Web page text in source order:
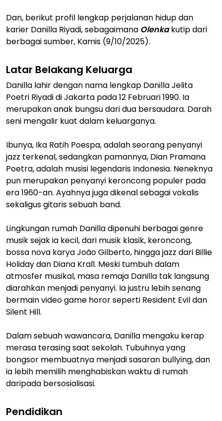
Dan, berikut profil lengkap perjalanan hidup dan
karier Danilla Riyadi, sebagaimana Olenka kutip dari
berbagai sumber, Kamis (9/10/2025).
Latar Belakang Keluarga
Danilla lahir dengan nama lengkap Danilla Jelita
Poetri Riyadi di Jakarta pada 12 Februari 1990. Ia
merupakan anak bungsu dari dua bersaudara. Darah
seni mengalir kuat dalam keluarganya.
Ibunya, Ika Ratih Poespa, adalah seorang penyanyi
jazz terkenal, sedangkan pamannya, Dian Pramana
Poetra, adalah musisi legendaris Indonesia. Neneknya
pun merupakan penyanyi keroncong populer pada
era 1960-an. Ayahnya juga dikenal sebagai vokalis
sekaligus gitaris sebuah band.
Lingkungan rumah Danilla dipenuhi berbagai genre
musik sejak ia kecil, dari musik klasik, keroncong,
bossa nova karya João Gilberto, hingga jazz dari Billie
Holiday dan Diana Krall. Meski tumbuh dalam
atmosfer musikal, masa remaja Danilla tak langsung
diarahkan menjadi penyanyi. Ia justru lebih senang
bermain video game horor seperti Resident Evil dan
Silent Hill.
Dalam sebuah wawancara, Danilla mengaku kerap
merasa terasing saat sekolah. Tubuhnya yang
bongsor membuatnya menjadi sasaran bullying, dan
ia lebih memilih menghabiskan waktu di rumah
daripada bersosialisasi.
Pendidikan